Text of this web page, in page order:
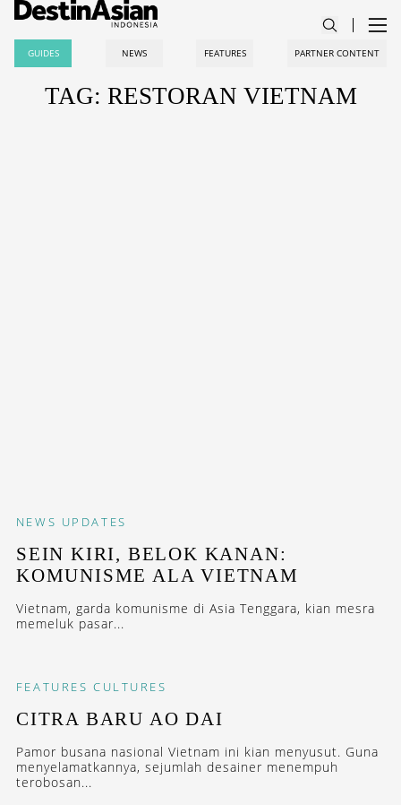
GUIDES NEWS FEATURES PARTNER CONTENT
TAG: RESTORAN VIETNAM
NEWS UPDATES
SEIN KIRI, BELOK KANAN:
KOMUNISME ALA VIETNAM
Vietnam, garda komunisme di Asia Tenggara, kian mesra
memeluk pasar...
FEATURES CULTURES
CITRA BARU AO DAI
Pamor busana nasional Vietnam ini kian menyusut. Guna
menyelamatkannya, sejumlah desainer menempuh
terobosan...